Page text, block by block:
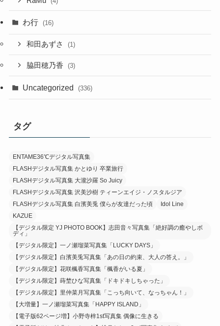
わ行 (16)
和田あずさ (1)
脇田穂乃香 (3)
Uncategorized (336)
タグ
ENTAME36℃デジタル写真集
FLASHデジタル写真集 かとゆり 卒業旅行
FLASHデジタル写真集 大瀧沙羅 So Juicy
FLASHデジタル写真集 沢美沙樹 ティーンエイジ・ノスタルジア
FLASHデジタル写真集 白濱美兎 僕らが友達だった頃
Idol Line
KAZUE
【デジタル限定 YJ PHOTO BOOK】志田音々写真集「絶好調の癒やしボ
ディ」
【デジタル限定】一ノ瀬瑠菜写真集「LUCKY DAYS」
【デジタル限定】白濱美兎写真集「あの日の約束、大人の答え。」
【デジタル限定】花咲楓香写真集「楓香がいる夏」
【デジタル限定】蒔埜ひな写真集「ドキドキしちゃった」
【デジタル限定】里仲菜月写真集「こっち向いて、なっちゃん！」
【大増量】一ノ瀬瑠菜写真集「HAPPY ISLAND」
【電子版62ページ増】小野寺梓1st写真集 偶像に生きる